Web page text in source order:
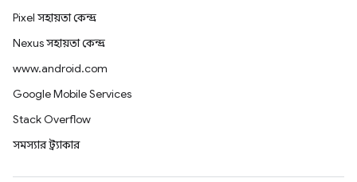
Pixel সহায়তা কেন্দ্র
Nexus সহায়তা কেন্দ্র
www.android.com
Google Mobile Services
Stack Overflow
সমস্যার ট্র্যাকার